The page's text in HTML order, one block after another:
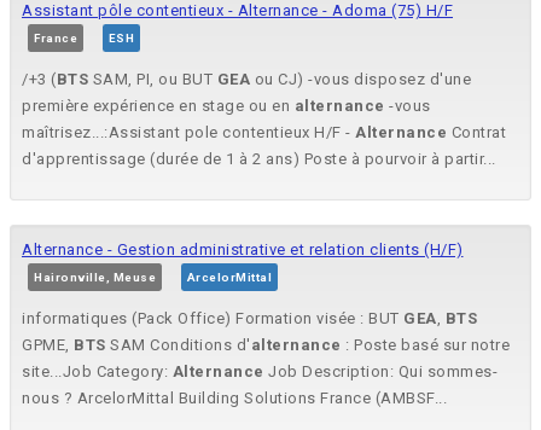
Assistant pôle contentieux - Alternance - Adoma (75) H/F
France ESH
/+3 (BTS SAM, PI, ou BUT GEA ou CJ) -vous disposez d'une
première expérience en stage ou en alternance -vous
maîtrisez...:Assistant pole contentieux H/F - Alternance Contrat
d'apprentissage (durée de 1 à 2 ans) Poste à pourvoir à partir...
Alternance - Gestion administrative et relation clients (H/F)
Haironville, Meuse ArcelorMittal
informatiques (Pack Office) Formation visée : BUT GEA, BTS
GPME, BTS SAM Conditions d' alternance : Poste basé sur notre
site...Job Category: Alternance Job Description: Qui sommes-
nous ? ArcelorMittal Building Solutions France (AMBSF...